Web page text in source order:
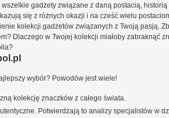
gadżety związane z daną postacią,
się z różnych okazji i na cześć wielu
kolekcji gadżetów związanych z Twoją pasją.
Dlaczego w Twojej kolekcji miałoby zabraknąć
wybór? Powodów jest wiele!
kolekcję znaczków z całego świata.
Potwierdzają to analizy specjalistów w